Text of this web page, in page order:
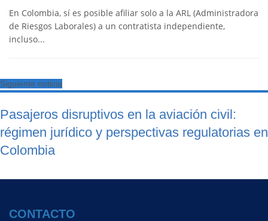
En Colombia, sí es posible afiliar solo a la ARL (Administradora
de Riesgos Laborales) a un contratista independiente,
incluso...
Siguiente noticia
Pasajeros disruptivos en la aviación civil:
régimen jurídico y perspectivas regulatorias en
Colombia
CONTACTO